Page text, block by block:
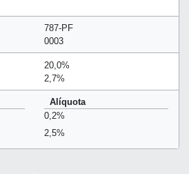
787-PF
0003
20,0%
2,7%
Alíquota
0,2%
2,5%